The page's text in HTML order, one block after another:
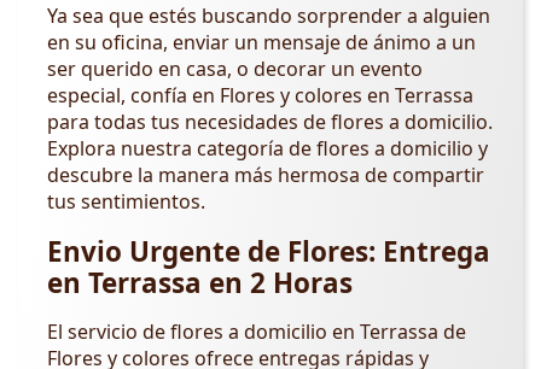
Ya sea que estés buscando sorprender a alguien
en su oficina, enviar un mensaje de ánimo a un
ser querido en casa, o decorar un evento
especial, confía en Flores y colores en Terrassa
para todas tus necesidades de flores a domicilio.
Explora nuestra categoría de flores a domicilio y
descubre la manera más hermosa de compartir
tus sentimientos.
Envio Urgente de Flores: Entrega
en Terrassa en 2 Horas
El servicio de flores a domicilio en Terrassa de
Flores y colores ofrece entregas rápidas y